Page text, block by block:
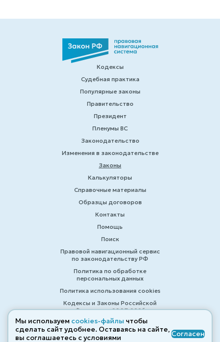
Кодексы
Судебная практика
Популярные законы
Правительство
Президент
Пленумы ВС
Законодательство
Изменения в законодательстве
Законы
Калькуляторы
Справочные материалы
Образцы договоров
Контакты
Помощь
Поиск
Правовой навигационный сервис
по законодательству РФ
Политика по обработке
персональных данных
Политика использования cookies
Кодексы и Законы Российской
Федерации 2007-2026
© ZAKONRF.INFO
Мы используем cookies-файлы чтобы
сделать сайт удобнее. Оставаясь на сайте,
вы соглашаетесь с условиями
Согласен